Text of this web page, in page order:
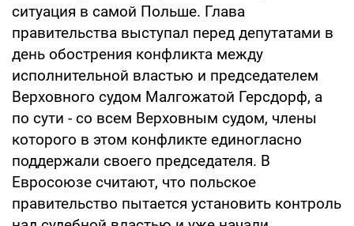
ситуация в самой Польше. Глава
правительства выступал перед депутатами в
день обострения конфликта между
исполнительной властью и председателем
Верховного судом Малгожатой Герсдорф, а
по сути - со всем Верховным судом, члены
которого в этом конфликте единогласно
поддержали своего председателя. В
Евросоюзе считают, что польское
правительство пытается установить контроль